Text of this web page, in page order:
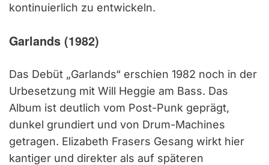
kontinuierlich zu entwickeln.
Garlands (1982)
Das Debüt „Garlands“ erschien 1982 noch in der
Urbesetzung mit Will Heggie am Bass. Das
Album ist deutlich vom Post-Punk geprägt,
dunkel grundiert und von Drum-Machines
getragen. Elizabeth Frasers Gesang wirkt hier
kantiger und direkter als auf späteren